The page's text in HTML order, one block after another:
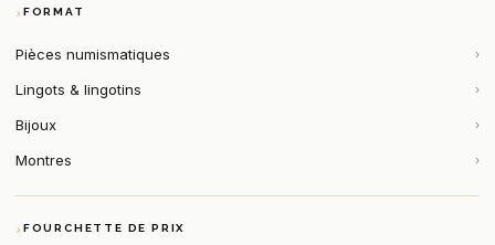
FORMAT
Pièces numismatiques ›
Lingots & lingotins ›
Bijoux ›
Montres ›
FOURCHETTE DE PRIX